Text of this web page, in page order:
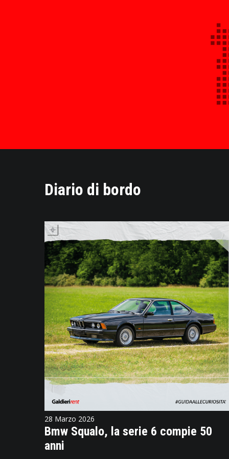
Diario di bordo
28 Marzo 2026
Bmw Squalo, la serie 6 compie 50
anni